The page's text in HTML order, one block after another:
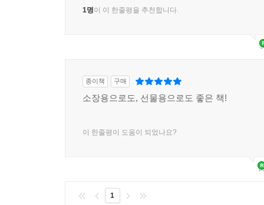
1명이 이 한줄평을 추천합니다.
종이책 구매
소장용으로도, 선물용으로도 좋은 책!
이 한줄평이 도움이 되었나요?
1